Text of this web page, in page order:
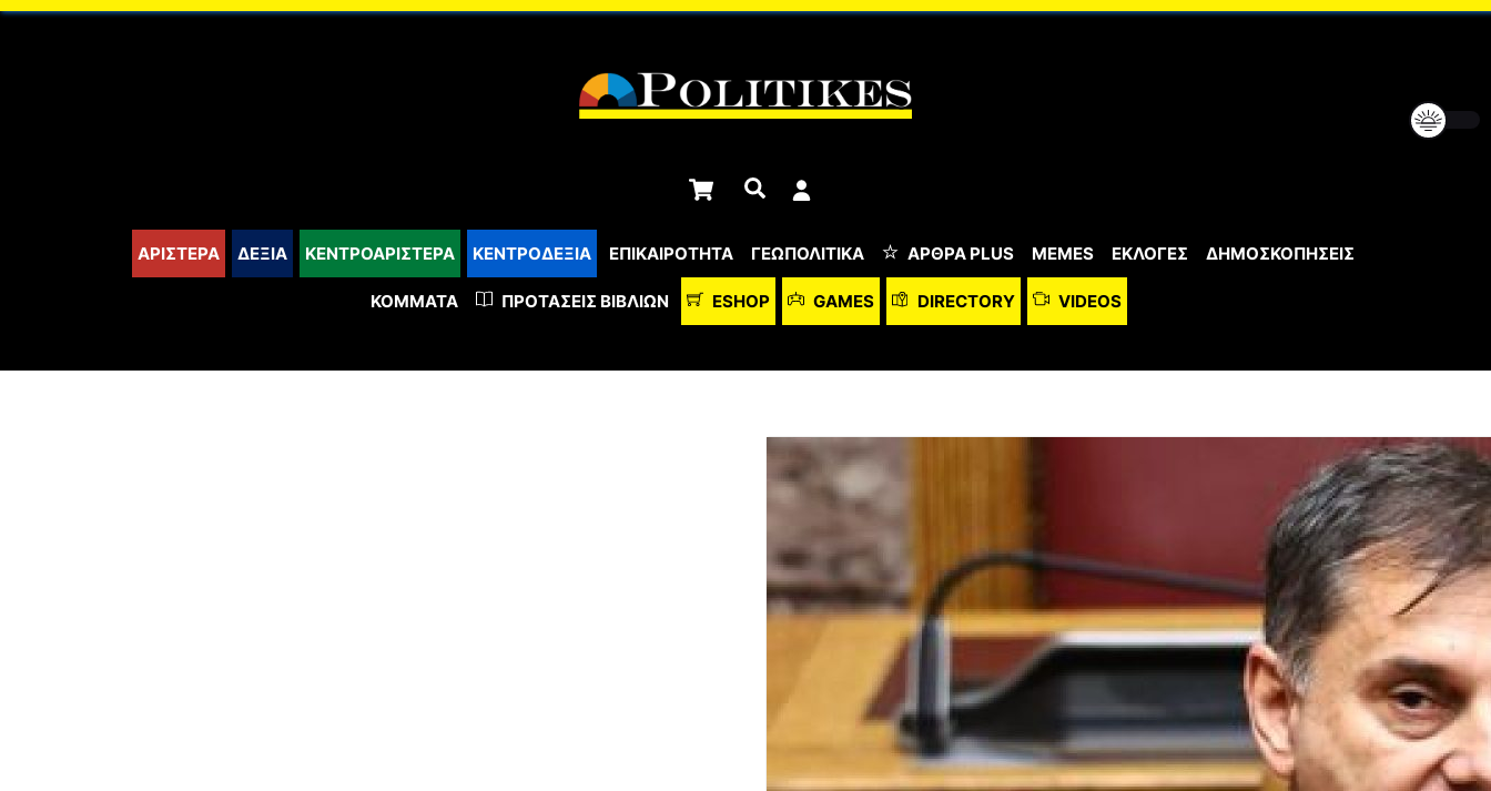
content
Cart Αναζήτηση
ΑΡΙΣΤΕΡΑ ΔΕΞΙΑ ΚΕΝΤΡΟΑΡΙΣΤΕΡΑ ΚΕΝΤΡΟΔΕΞΙΑ ΕΠΙΚΑΙΡΟΤΗΤΑ ΓΕΩΠΟΛΙΤΙΚΑ ΆΡΘΡΑ PLUS MEMES ΕΚΛΟΓΕΣ ΔΗΜΟΣΚΟΠΗΣΕΙΣ
ΚΌΜΜΑΤΑ ΠΡΟΤΆΣΕΙΣ ΒΙΒΛΊΩΝ ESHOP GAMES DIRECTORY VIDEOS